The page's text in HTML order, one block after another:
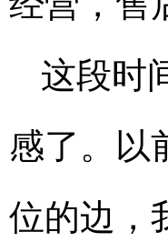
这段时
感了。以
位的边，